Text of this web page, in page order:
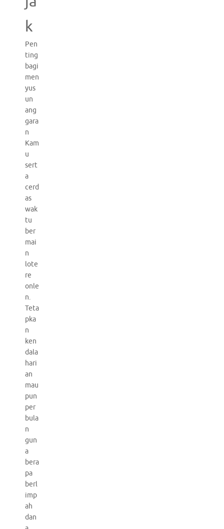
k
Pen
ting
bagi
men
yus
un
ang
gara
n
Kam
u
sert
a
cerd
as
wak
tu
ber
mai
n
lote
re
onle
n.
Teta
pka
n
ken
dala
hari
an
mau
pun
per
bula
n
gun
a
bera
pa
berl
imp
ah
dan